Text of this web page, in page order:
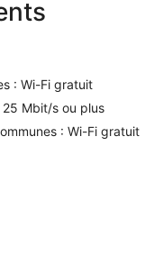
Fi à Internet
plus)
jours en supplément
d'assistance
de billets et une
plaisent
: Wi-Fi gratuit
Mbit/s ou plus
: Wi-Fi gratuit